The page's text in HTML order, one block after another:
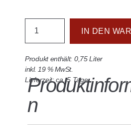
IN DEN
Produkt enthält: 0,75Liter
inkl. 19 % MwSt.
Lieferzeit: ca. 5 Tage
n